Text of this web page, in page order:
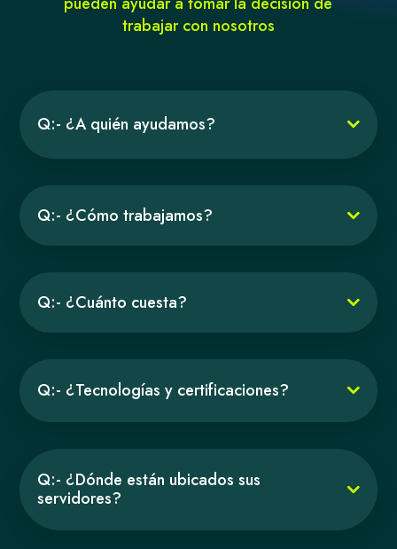
trabajar con nosotros
Q:- ¿A quién ayudamos?
Q:- ¿Cómo trabajamos?
Q:- ¿Cuánto cuesta?
Q:- ¿Tecnologías y certificaciones?
Q:- ¿Dónde están ubicados sus
servidores?